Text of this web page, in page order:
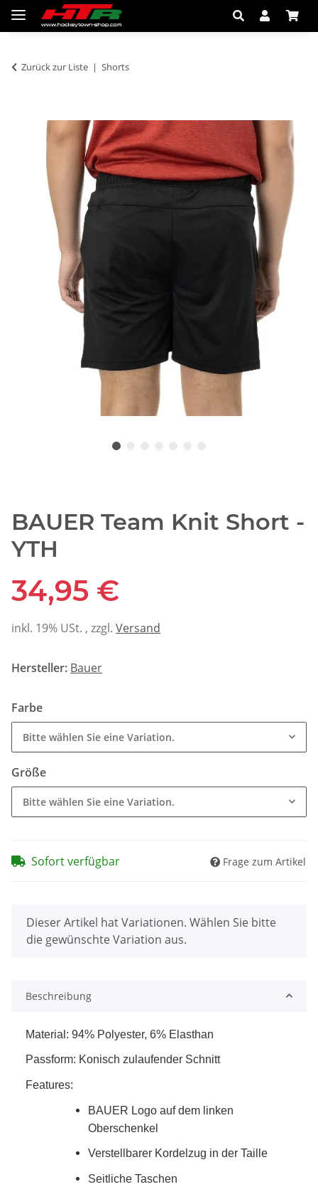
Zurück zur Liste Shorts
BAUER Team Knit Short -
YTH
34,95 €
inkl. 19% USt. , zzgl. Versand
Hersteller: Bauer
Farbe
Bitte wählen Sie eine Variation.
Größe
Bitte wählen Sie eine Variation.
Sofort verfügbar Frage zum Artikel
x
Dieser Artikel hat Variationen. Wählen Sie bitte
die gewünschte Variation aus.
Beschreibung
Material: 94% Polyester, 6% Elasthan
Passform: Konisch zulaufender Schnitt
Features:
BAUER Logo auf dem linken
Oberschenkel
Verstellbarer Kordelzug in der Taille
Seitliche Taschen